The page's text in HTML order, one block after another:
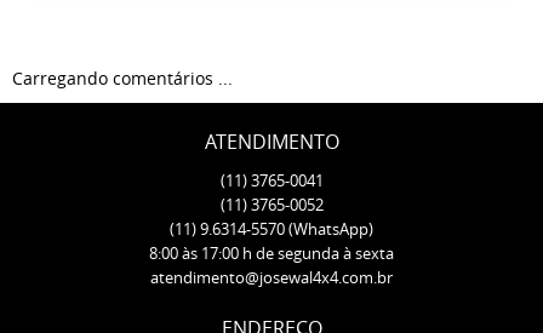
Carregando comentários ...
ATENDIMENTO
(11)3765-0041
(11)3765-0052
(11)9.6314-5570(WhatsApp)
8:00 às 17:00 h de segunda à sexta
atendimento@josewal4x4.com.br